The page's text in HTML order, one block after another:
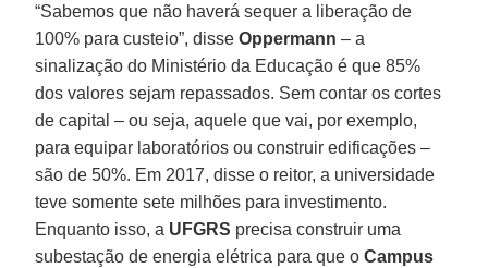
“Sabemos que não haverá sequer a liberação de
100% para custeio”, disseOppermann – a
sinalização do Ministério da Educação é que 85%
dos valores sejam repassados. Sem contar os cortes
de capital – ou seja, aquele que vai, por exemplo,
para equipar laboratórios ou construir edificações –
são de 50%. Em 2017, disse o reitor, a universidade
teve somente sete milhões para investimento.
Enquanto isso, a UFGRS precisa construir uma
subestação de energia elétrica para que oCampus